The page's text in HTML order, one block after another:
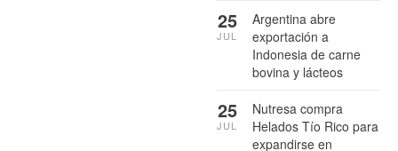
Argentina abre
exportación a
Indonesia de carne
bovina y lácteos
25
JUL
Nutresa compra
Helados Tío Rico para
expandirse en
25
JUL